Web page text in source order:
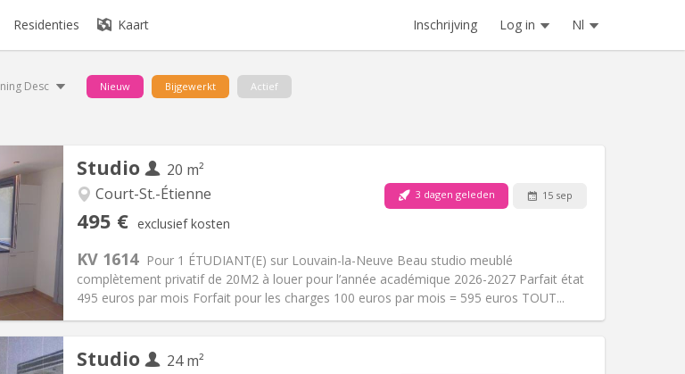
Residenties Kaart Inschrijving Log in Nl
Desc Nieuw Bijgewerkt Actief
Studio
20 m²
Court-St.-Étienne
495 € exclusief kosten
3 dagen geleden 15 sep
KV 1614 Pour 1 ÉTUDIANT(E) sur Louvain-la-Neuve Beau studio meublé
complètement privatif de 20M2 à louer pour l’année académique 2026-2027 Parfait état
495 euros par mois Forfait pour les charges 100 euros par mois = 595 euros TOUT...
Inrichting
Badkamer:Privaat
Oppervlakte:20 m2
Andere
Sfeer:Rustig
Huisdieren:Nee
Studio
24 m²